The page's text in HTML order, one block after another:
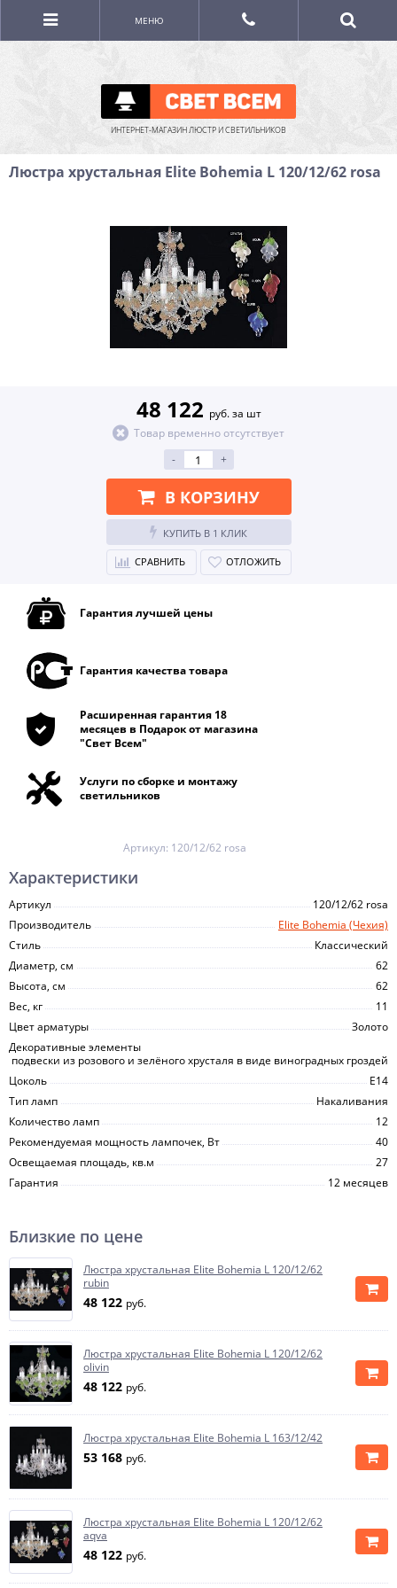
ИНТЕРНЕТ-МАГАЗИН ЛЮСТР И СВЕТИЛЬНИКОВ
МЕНЮ
Люстра хрустальная Elite Bohemia L 120/12/62 rosa
48 122 руб. за шт
Товар временно отсутствует
-
+
В КОРЗИНУ
КУПИТЬ В 1 КЛИК
СРАВНИТЬ ОТЛОЖИТЬ
Гарантия лучшей цены
Гарантия качества товара
Расширенная гарантия 18
месяцев в Подарок от магазина
"Свет Всем"
Услуги по сборке и монтажу
светильников
Артикул: 120/12/62 rosa
Характеристики
Артикул
120/12/62 rosa
Производитель
Elite Bohemia (Чехия)
Стиль
Классический
Диаметр, см
62
Высота, см
62
Вес, кг
11
Цвет арматуры
Золото
Декоративные элементы
подвески из розового и зелёного хрусталя в виде виноградных гроздей
Цоколь
E14
Тип ламп
Накаливания
Количество ламп
12
Рекомендуемая мощность лампочек, Вт
40
Освещаемая площадь, кв.м
27
Гарантия
12 месяцев
Близкие по цене
Люстра хрустальная Elite Bohemia L 120/12/62
rubin
48 122 руб.
Люстра хрустальная Elite Bohemia L 120/12/62
olivin
48 122 руб.
Люстра хрустальная Elite Bohemia L 163/12/42
53 168 руб.
Люстра хрустальная Elite Bohemia L 120/12/62
aqva
48 122 руб.